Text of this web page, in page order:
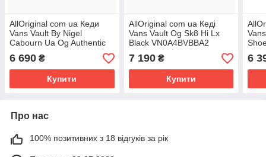
AllOriginal com ua Кеди
Vans Vault By Nigel
Cabourn Ua Og Authentic
Lx Multi VN0A4BV99RB
РОЗМІРИ ЗАПИТУЙТЕ
6 690 ₴
Купити
AllOriginal com ua Кеді
Vans Vault Og Sk8 Hi Lx
Black VN0A4BVBBA2
РОЗМІРІ ЗАПІТУЙТЕ
7 190₴
Купити
6
Про нас
100% позитивних з 18 відгуків за рік